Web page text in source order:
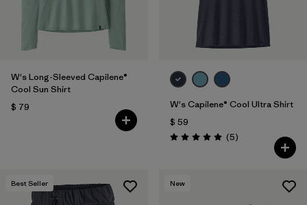
W's Long-Sleeved Capilene®
Cool Sun Shirt
$ 79
W's Capilene® Cool Ultra Shirt
$ 59
Valoración: 5.0 / 5
(5Comentarios
)
Best Seller New